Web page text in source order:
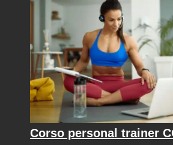
Corso personal trainer